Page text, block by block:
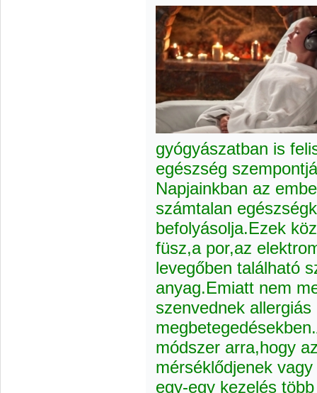
gyógyászatban is
egészség
Napjainkban az
számtalan
befolyásolja.Ezek
füsz,a por,az
levegőben található
anyag.Emiatt nem
szenvednek
módszer arra,hogy
mérséklődjenek
egy-egy kezelés